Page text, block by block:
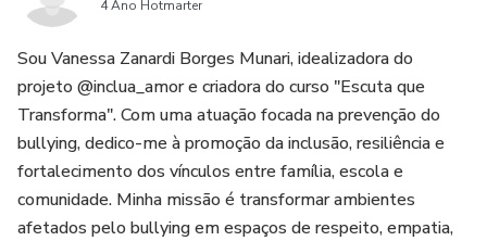
4 Ano Hotmarter
Sou Vanessa Zanardi Borges Munari, idealizadora do
projeto @inclua_amor e criadora do curso "Escuta que
Transforma". Com uma atuação focada na prevenção do
bullying, dedico-me à promoção da inclusão, resiliência e
fortalecimento dos vínculos entre família, escola e
comunidade. Minha missão é transformar ambientes
afetados pelo bullying em espaços de respeito, empatia,